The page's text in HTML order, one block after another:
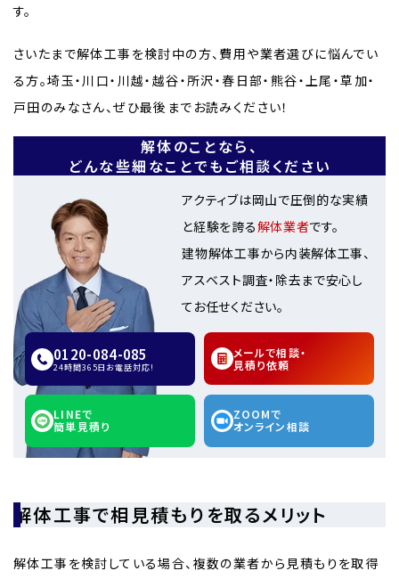
す。
さいたまで解体工事を検討中の方、費用や業者選びに悩んでい
る方。埼玉・川口・川越・越谷・所沢・春日部・熊谷・上尾・草加・
戸田のみなさん、ぜひ最後までお読みください！
解体のことなら、
どんな些細なことでもご相談ください
アクティブは岡山で圧倒的な実績
と経験を誇る解体業者です。
建物解体工事から内装解体工事、
アスベスト調査・除去まで安心し
てお任せください。
0120-084-085
24時間365日お電話対応!
メールで相談・
見積り依頼
LINEで
簡単見積り
ZOOMで
オンライン相談
解体工事で相見積もりを取るメリット
解体工事を検討している場合、複数の業者から見積もりを取得